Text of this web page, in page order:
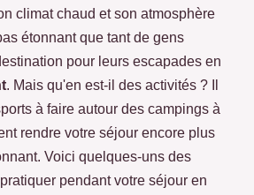
climat chaud et son atmosphère
étonnant que tant de gens
pour leurs escapades en
. Mais qu'en est-il des activités ? Il
à faire autour des campings à
rendre votre séjour encore plus
Voici quelques-uns des
pendant votre séjour en